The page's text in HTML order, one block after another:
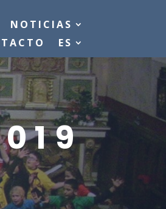
NOTICIAS
ES